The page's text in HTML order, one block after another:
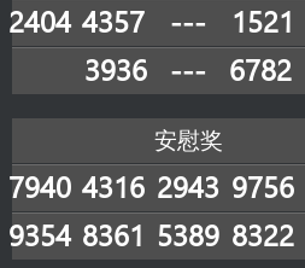
2404 4357 --- 1521
3936
--- 6782
安慰奖
7940 4316 2943 9756
9354 8361 5389 8322